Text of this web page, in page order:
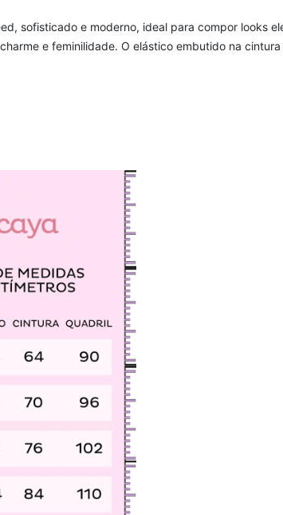
sofisticado e moderno, ideal para compor looks
e feminilidade. O elástico embutido na